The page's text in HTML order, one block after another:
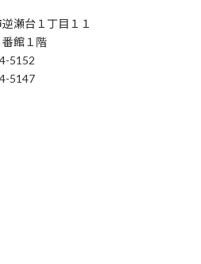
瀬台１丁目１１
館１階
5152
5147